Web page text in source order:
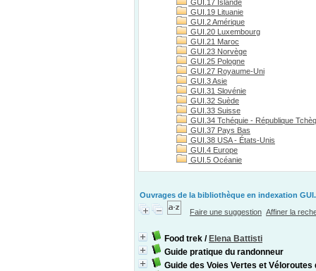
GUI.17 Islande
GUI.19 Lituanie
GUI.2 Amérique
GUI.20 Luxembourg
GUI.21 Maroc
GUI.23 Norvège
GUI.25 Pologne
GUI.27 Royaume-Uni
GUI.3 Asie
GUI.31 Slovénie
GUI.32 Suède
GUI.33 Suisse
GUI.34 Tchéquie - République
GUI.37 Pays Bas
GUI.38 USA - États-Unis
GUI.4 Europe
GUI.5 Océanie
Ouvrages de la bibliothèque en indexation
Faire une suggestion Affiner la
Food trek / Elena Battisti
Guide pratique du randonneur
Guide des Voies Vertes et Véloroutes